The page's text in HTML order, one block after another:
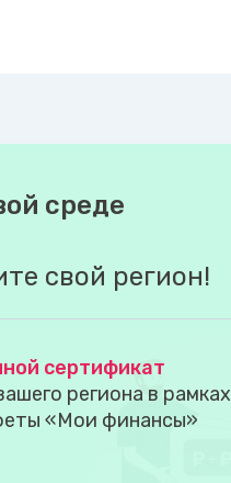
среде
свой регион!
сертификат
региона в рамках
«Мои финансы»